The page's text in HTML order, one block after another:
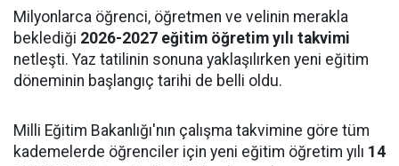
Milyonlarca öğrenci, öğretmen ve velinin merakla
beklediği 2026-2027 eğitim öğretim yılı takvimi
netleşti. Yaz tatilinin sonuna yaklaşılırken yeni eğitim
döneminin başlangıç tarihi de belli oldu.
Milli Eğitim Bakanlığı'nın çalışma takvimine göre tüm
kademelerde öğrenciler için yeni eğitim öğretim yılı 14